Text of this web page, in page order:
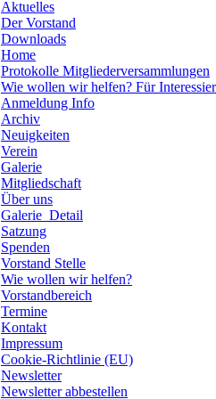
Aktuelles
Der Vorstand
Downloads
Home
Protokolle Mitgliederversammlungen
Wie wollen wir helfen? Für
Anmeldung Info
Archiv
Neuigkeiten
Verein
Galerie
Mitgliedschaft
Über uns
Galerie_Detail
Satzung
Spenden
Vorstand Stelle
Wie wollen wir helfen?
Vorstandbereich
Termine
Kontakt
Impressum
Cookie-Richtlinie (EU)
Newsletter
Newsletter abbestellen